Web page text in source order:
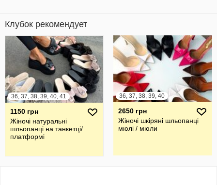
Клубок рекомендует
36, 37, 38, 39, 40, 41
1150 грн
Жіночі натуральні
шльопанці на танкетці/
платформі
36, 37, 38, 39, 40
2650 грн
Жіночі шкіряні шльопанці
мюлі / мюли